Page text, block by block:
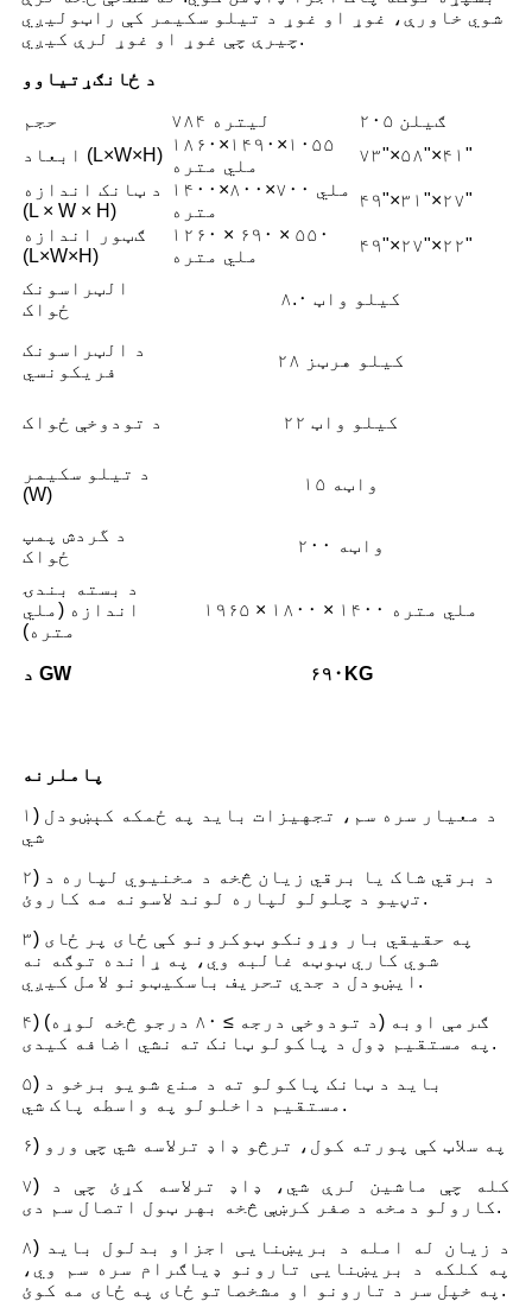
شوي خاورې، غوړ او غوړ د تیلو سکیمر کې راټولیږي
چیرې چې غوړ او غوړ لرې کیږي.
د ځانګړتیاوو
حجم ۷۸۴ لیتره
۲۰۵ ګیلن
ابعاد (L×W×H)
۱۸۶۰×۱۴۹۰×۱۰۵۵
ملي متره
۷۳"×۵۸"×۴۱"
د ټانک اندازه
(L × W × H)
۱۴۰۰×۸۰۰×۷۰۰ ملي
متره
۴۹"×۳۱"×۲۷"
ګټور اندازه
(L×W×H)
۱۲۶۰ × ۶۹۰ × ۵۵۰
ملي متره
۴۹"×۲۷"×۲۲"
الټراسونک
ځواک
۸.۰ کیلو واټ
د الټراسونک
فریکونسي
۲۸ کیلو هرټز
د تودوخې ځواک ۲۲ کیلو واټ
د تیلو سکیمر
(W)
۱۵ واټه
د گردش پمپ
ځواک
۲۰۰ واټه
د بسته بندۍ
اندازه (ملي
متره)
۱۹۶۵ × ۱۸۰۰ × ۱۴۰۰ ملي متره
د GW ۶۹۰ KG
پاملرنه
۱) د معیار سره سم، تجهیزات باید په ځمکه کېښودل
شي
۲) د برقي شاک یا برقي زیان څخه د مخنیوي لپاره د
تڼیو د چلولو لپاره لوند لاسونه مه کاروئ.
۳) په حقیقي بار وړونکو ټوکرونو کې ځای پر ځای
شوي کاري ټوټه غالبه وي، په ړانده توګه نه
ایښودل د جدي تحریف باسکیټونو لامل کیږي.
۴) ګرمې اوبه (د تودوخې درجه ≥ ۸۰ درجو څخه لوړه)
په مستقیم ډول د پاکولو ټانک ته نشي اضافه کیدی.
۵) باید د ټانک پاکولو ته د منع شویو برخو د
مستقیم داخلولو په واسطه پاک شي.
۶) په سلاټ کې پورته کول، ترڅو ډاډ ترلاسه شي چې ورو
۷) کله چې ماشین لرې شي، ډاډ ترلاسه کړئ چې د
کارولو دمخه د صفر کرښې څخه بهر ټول اتصال سم دی.
۸) د زیان له امله د بریښنایی اجزاو بدلول باید
په کلکه د بریښنایی تارونو ډیاګرام سره سم وي،
په خپل سر د تارونو او مشخصاتو ځای په ځای مه کوئ.